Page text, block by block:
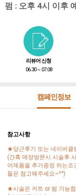
펌 : 오후 4시 이후
리뷰어 신청
06.30 ~ 07.08
캠페인정보
참고사항
★당근후기 또는 네이버
(간혹 매장방문시 시술후
어제품을 추가증정 하는
들은 참고해주세요~^^)
★시술은 커트 or 펌 가능